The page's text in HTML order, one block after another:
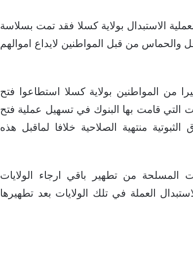
الاستبدال بولاية كسلا فقد تمت بسلاسة
والحماس من قبل المواطنين لايداع اموالهم
من المواطنين بولاية كسلا استطاعوا فتح
التي قامت بها البنوك في تسهيل عملية فتح
منتهية الصلاحية خلافا لماقبل هذه
المسلحة من تطهير باقي ارجاء الولايات
العملة في تلك الولايات بعد تطهيرها